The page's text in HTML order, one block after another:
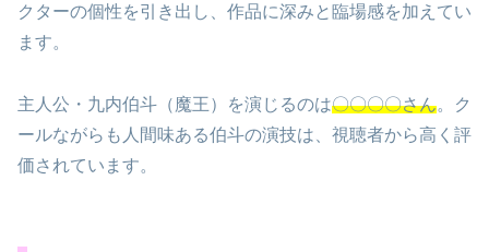
クターの個性を引き出し、作品に深みと臨場感を加えてい
ます。
主人公・九内伯斗（魔王）を演じるのは〇〇〇〇さん。ク
ールながらも人間味ある伯斗の演技は、視聴者から高く評
価されています。